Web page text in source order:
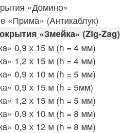
«Домино»
«Прима» (Антикаблук)
«Змейка» (Zig-Zag)
0,9 х 15 м (h = 4 мм)
1,2 х 15 м (h = 4 мм)
0,9 х 10 м (h = 5 мм)
0,9 х 15 м (h = 5мм)
1,2 х 15 м (h = 5 мм)
0,9 х 10 м (h = 8 мм)
0,9 х 12 м (h = 8 мм)